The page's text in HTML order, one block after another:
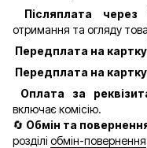
Післяплата
отримання та огляду
Передплата на
Передплата на
Оплата за
включає комісію.
🔄 Обмін та
розділі обмін-повернення